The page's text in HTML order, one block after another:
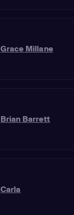
Grace Millane
Brian Barrett
Carla